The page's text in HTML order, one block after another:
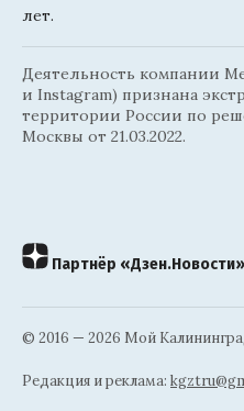
лет.
Деятельность компании
и Instagram) признана
территории России по
Москвы от 21.03.2022.
Партнёр «Дзен.Новости»
© 2016 — 2026 Мой
Редакция и реклама: